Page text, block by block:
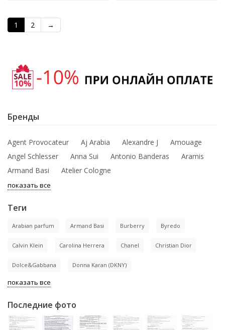
1 2 →
Бренды
Agent Provocateur Aj Arabia Alexandre J
Amouage
Angel Schlesser
Anna Sui Antonio Banderas
Aramis
Armand Basi
Atelier Cologne
показать все
Теги
Arabian parfum Armand Basi Burberry Byredo
Calvin Klein Carolina Herrera Chanel Christian Dior
Dolce&Gabbana Donna Karan (DKNY)
показать все
Последние фото